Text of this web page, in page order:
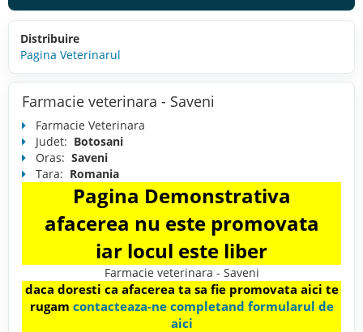
Distribuire
Pagina Veterinarul
Farmacie veterinara - Saveni
Farmacie Veterinara
Judet: Botosani
Oras: Saveni
Tara: Romania
Pagina Demonstrativa
afacerea nu este promovata
iar locul este liber
Farmacie veterinara - Saveni
daca doresti ca afacerea ta sa fie promovata aici te
rugam contacteaza-ne completand formularul de
aici